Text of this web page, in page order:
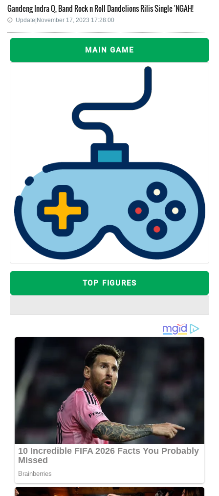
Gandeng Indra Q, Band Rock n Roll Dandelions Rilis Single 'NGAH!
Update|November 17, 2023 17:28:00
MAIN GAME
TOP FIGURES